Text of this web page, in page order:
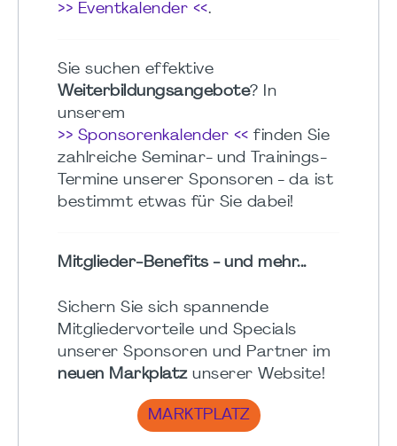
>> Eventkalender <<.
Sie suchen effektive
Weiterbildungsangebote? In
unserem
>> Sponsorenkalender << finden Sie
zahlreiche Seminar- und Trainings-
Termine unserer Sponsoren - da ist
bestimmt etwas für Sie dabei!
Mitglieder-Benefits - und mehr...
Sichern Sie sich spannende
Mitgliedervorteile und Specials
unserer Sponsoren und Partner im
neuen Markplatzunserer Website!
MARKTPLATZ